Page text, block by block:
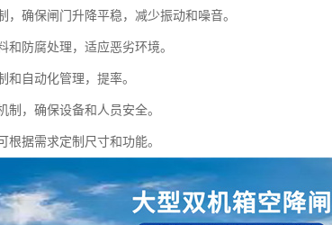
，确保闸门升降平稳，减少振动和噪音。
和防腐处理，适应恶劣环境。
和自动化管理，提率。
制，确保设备和人员安全。
根据需求定制尺寸和功能。